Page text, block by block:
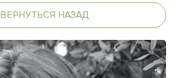
ВЕРНУТЬСЯ НАЗАД